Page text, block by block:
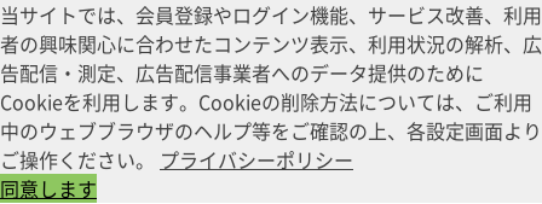
当サイトでは、会員登録やログイン機能、サービス改善、利用
者の興味関心に合わせたコンテンツ表示、利用状況の解析、広
告配信・測定、広告配信事業者へのデータ提供のために
Cookieを利用します。Cookieの削除方法については、ご利用
中のウェブブラウザのヘルプ等をご確認の上、各設定画面より
ご操作ください。 プライバシーポリシー
同意します